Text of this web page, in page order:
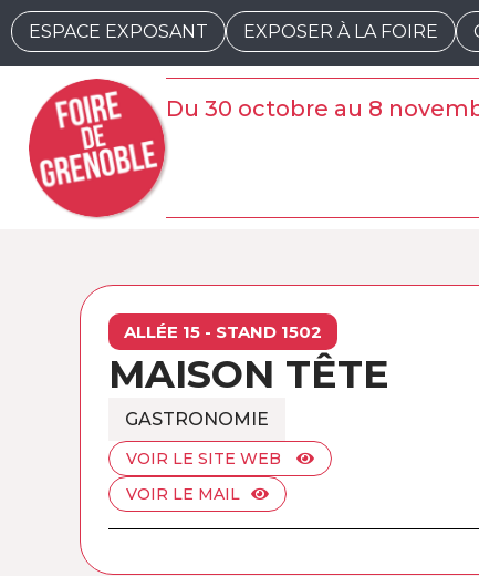
ESPACE EXPOSANT EXPOSER À LA FOIRE
Du 30 octobre au 8
ALLÉE 15 - STAND 1502
MAISON TÊTE
GASTRONOMIE
VOIR LE SITE WEB
VOIR LE MAIL